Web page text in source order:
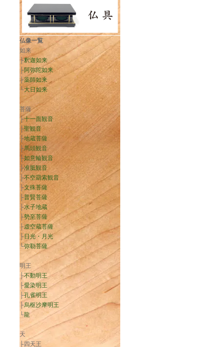
仏像一覧
如来
├釈迦如来
├阿弥陀如来
├薬師如来
└大日如来
菩薩
├十一面観音
├聖観音
├地蔵菩薩
├馬頭観音
├如意輪観音
├准胝観音
├不空羂索観音
├文殊菩薩
├普賢菩薩
├水子地蔵
├勢至菩薩
├虚空蔵菩薩
├日光・月光
└弥勒菩薩
明王
├不動明王
├愛染明王
├孔雀明王
├烏枢沙摩明王
└龍
天
├四天王